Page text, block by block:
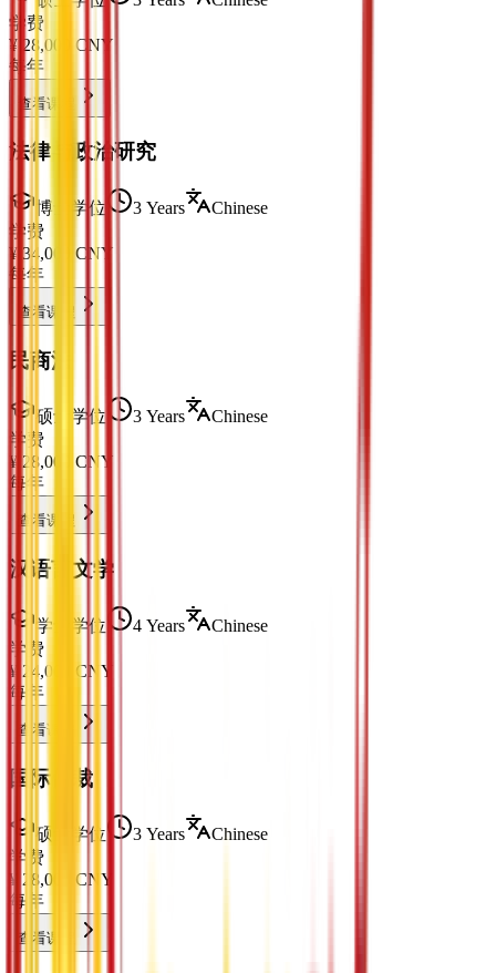
学费
¥ 28,000
CNY
每年
查看课程
法律与政治研究
博士学位 3 Years
Chinese
学费
¥ 34,000
CNY
每年
查看课程
民商法
硕士学位 3 Years
Chinese
学费
¥ 28,000
CNY
每年
查看课程
汉语言文学
学士学位 4 Years
Chinese
学费
¥ 24,000
CNY
每年
查看课程
国际仲裁
硕士学位 3 Years
Chinese
学费
¥ 28,000
CNY
每年
查看课程